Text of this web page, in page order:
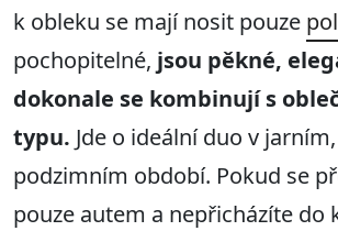
k obleku se mají nosit pouze
pochopitelné, jsou pěkné,
dokonale se kombinují s
typu. Jde o ideální duo v
podzimním období. Pokud se
pouze autem a nepřicházíte do